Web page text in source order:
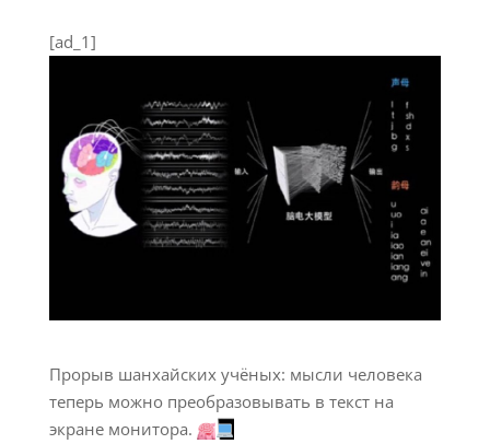
[ad_1]
Прорыв шанхайских учёных: мысли человека
теперь можно преобразовывать в текст на
экране монитора.